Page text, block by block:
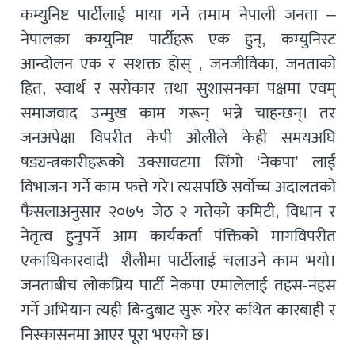
कम्युनिष्ट पार्टीलाई माया गर्ने तमाम नेपाली जनता –
नेपालका कम्युनिष्ट पार्टीहरू एक हुन्, कम्युनिस्ट
आन्दोलन एक र सशक्त होस् , जनजीविका, जनताको
हित, स्वार्थ र सरोकार तथा सुशासनका पक्षमा एवम्
समाजवाद उन्मुख काम गरून् भन्ने चाहन्छन्। तर
जनअपेक्षा विपरीत केपी ओलीले केही समयअघि
षड्यन्त्रकारीहरूको उक्सावटमा सिंगो ‘नेकपा’ लाई
विभाजन गर्ने काम फत्ते गरे। त्यसपछि सर्वोच्च अदालतको
फैसलाअनुसार २०७५ जेठ २ गतेको कमिटी, विधान र
नेतृत्व हुनुपर्ने आम कार्यकर्ता पंक्तिको मागविपरीत
एकाधिकारवादी शैलीमा पार्टीलाई चलाउने काम भयो।
जनताबीच लोकप्रिय पार्टी नेकपा एमालेलाई तहस-नहस
गर्ने अभियान त्यही बिन्दुबाट सुरू गरेर कथित कारबाही र
निस्कासनमा आएर पूरा भएको छ।